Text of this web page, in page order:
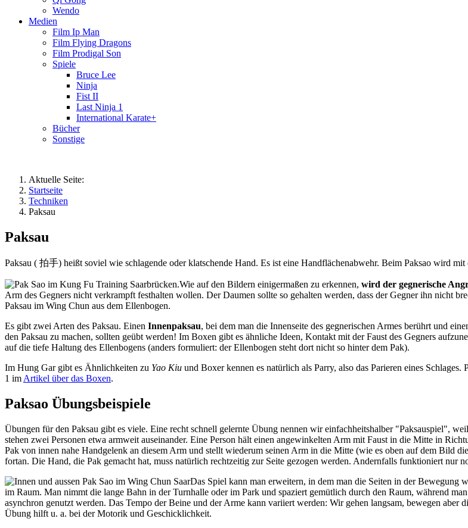
Wendo
Medien
Film Ip Man
Film Flying Dragons
Film Prodigal Son
Spiele
Bruce Lee
Ninja
Fist II
Last Ninja 1
International Karate+
Bücher
Sonstige
Aktuelle Seite:
Startseite
Techniken
Paksau
Paksau
Paksau ( 拍手) heißt soviel wie schlagende oder klatschende Hand. Es ist eine Handflächenabwehr. Beim Paksao wird
Wie auf den Bildern einigermaßen zu erkennen, wird der gegnerische
Arm des Gegners nicht verkrampft festhalten wollen. Der Daumen sollte so gehalten werden, dass der Gegner ihn nicht
Paksau im Wing Chun aus dem Ellenbogen.
Es gibt zwei Arten des Paksau. Einen Innenpaksau, bei dem man die Innenseite des gegnerischen Armes berührt und
den Paksau zu machen, sollten geübt werden! Im Boxen gibt es ähnliche Ideen, Kontakt mit der Faust des Gegners
auf die tiefe Haltung des Ellenbogens (anders formuliert: der Ellenbogen steht dort nicht so hinter dem Pak).
Im Hung Gar gibt es Ähnlichkeiten zu Yao Kiu und Boxer kennen es natürlich als Parry, also das Parieren eines
1 im Artikel über das Boxen.
Paksao Übungsbeispiele
Übungen für den Paksau gibt es viele. Eine recht schnell gelernte Übung nennen wir einfachheitshalber "Paksauspiel",
stehen zwei Personen etwa armweit auseinander. Eine Person hält einen angewinkelten Arm mit Faust in die Mitte in
Pak von innen nahe Handgelenk an diesem Arm und stellt wiederum seinen Arm in die Mitte (wie es oben auf dem Bild
fortan. Die Hand, die Pak gemacht hat, muss natürlich rechtzeitig zur Seite gezogen werden. Andernfalls funktioniert nur
Das Spiel kann man erweitern, in dem man die Seiten in der Bewegung
im Raum. Man nimmt die lange Bahn in der Turnhalle oder im Park und spaziert gemütlich durch den Raum, während
asynchron genutzt werden. Das Tempo der Beine und der Arme kann variiert werden: Wir gehen langsam, bewegen
Übung hilft u. a. bei der Motorik und Geschicklichkeit.